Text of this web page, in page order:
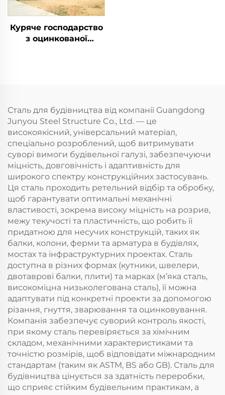
Куряче господарство
з оцинкованої
Сталь для будівництва від компанії Guangdong
Junyou Steel Structure Co., Ltd. — це
високоякісний, універсальний матеріал,
спеціально розроблений, щоб витримувати
суворі вимоги будівельної галузі, забезпечуючи
міцність, довговічність і адаптивність для
широкого спектру конструкційних застосувань.
Ця сталь проходить ретельний відбір та обробку,
щоб гарантувати оптимальні механічні
властивості, зокрема високу міцність на розрив,
межу текучості та пластичність, що робить її
придатною для несучих конструкцій, таких як
балки, колони, ферми та арматура в будівлях,
мостах та інфраструктурних проектах. Сталь
доступна в різних формах (кутники, швелери,
двотаврові балки, плити) та марках (м’яка сталь,
високоміцна низьколегована сталь), її можна
адаптувати під конкретні проекти за допомогою
різання, гнуття, зварювання та оцинковування.
Компанія забезпечує суворий контроль якості,
при якому сталь перевіряється за хімічним
складом, механічними характеристиками та
точністю розмірів, щоб відповідати міжнародним
стандартам (таким як ASTM, BS або GB). Сталь для
будівництва цінується за здатність переробки,
що сприяє стійким будівельним практикам, а